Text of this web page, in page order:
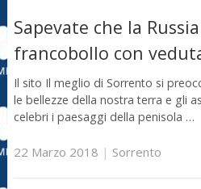
Sapevate che la
francobollo con
Il sito Il meglio di Sorrento si
le bellezze della nostra terra e gli
celebri i paesaggi della penisola …
22 Marzo 2018 | Sorrento